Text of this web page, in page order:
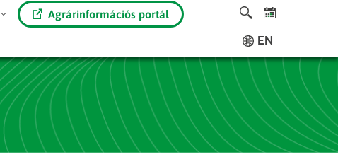
Agrárinformációs portál
EN